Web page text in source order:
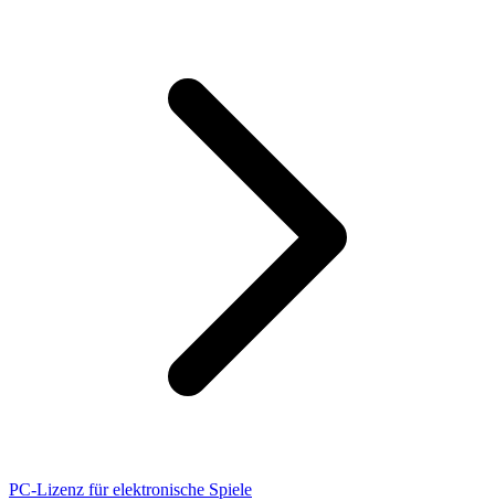
PC-Lizenz für elektronische Spiele